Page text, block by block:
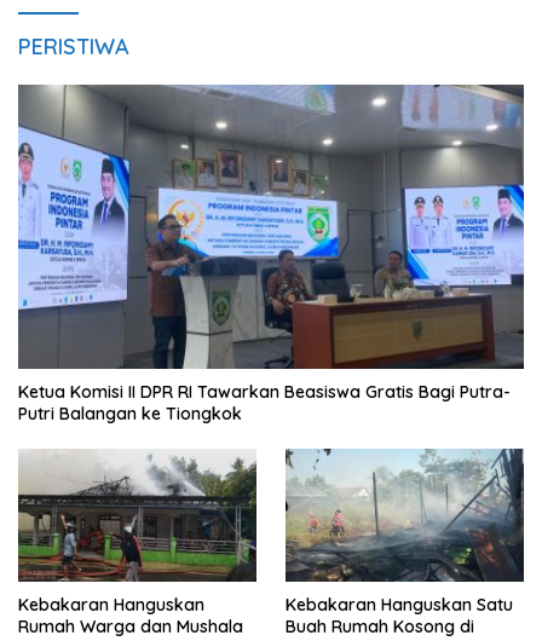
PERISTIWA
Ketua Komisi II DPR RI Tawarkan Beasiswa Gratis Bagi Putra-
Putri Balangan ke Tiongkok
Kebakaran Hanguskan
Rumah Warga dan Mushala
Kebakaran Hanguskan Satu
Buah Rumah Kosong di